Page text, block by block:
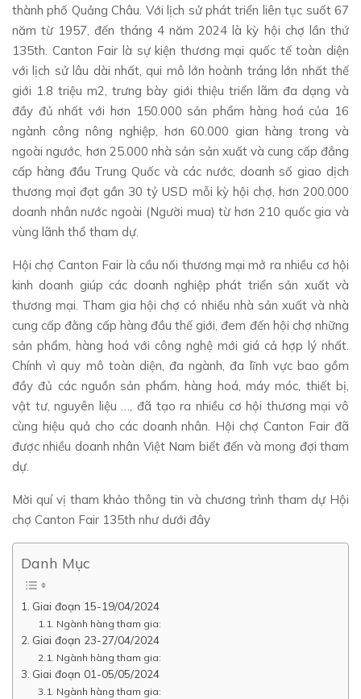
thành phố Quảng Châu. Với lịch sử phát triển liên tục suốt 67
năm từ 1957, đến tháng 4 năm 2024 là kỳ hội chợ lần thứ
135th. Canton Fair là sự kiện thương mại quốc tế toàn diện
với lịch sử lâu dài nhất, qui mô lớn hoành tráng lớn nhất thế
giới 1.8 triệu m2, trưng bày giới thiệu triển lãm đa dạng và
đầy đủ nhất với hơn 150.000 sản phẩm hàng hoá của 16
ngành công nông nghiệp, hơn 60.000 gian hàng trong và
ngoài ngước, hơn 25.000 nhà sản sản xuất và cung cấp đẳng
cấp hàng đầu Trung Quốc và các nước, doanh số giao dịch
thương mại đạt gần 30 tỷ USD mỗi kỳ hội chợ, hơn 200.000
doanh nhân nước ngoài (Người mua) từ hơn 210 quốc gia và
vùng lãnh thổ tham dự.
Hội chợ Canton Fair là cầu nối thương mại mở ra nhiều cơ hội
kinh doanh giúp các doanh nghiệp phát triển sản xuất và
thương mại. Tham gia hội chợ có nhiều nhà sản xuất và nhà
cung cấp đằng cấp hàng đầu thế giới, đem đến hội chợ những
sản phẩm, hàng hoá với công nghệ mới giá cả hợp lý nhất.
Chính vì quy mô toàn diện, đa ngành, đa lĩnh vực bao gồm
đầy đủ các nguồn sản phẩm, hàng hoá, máy móc, thiết bị,
vật tư, nguyên liệu …, đã tạo ra nhiều cơ hội thương mại vô
cùng hiệu quả cho các doanh nhân. Hội chợ Canton Fair đã
được nhiều doanh nhân Việt Nam biết đến và mong đợi tham
dự.
Mời quí vị tham khảo thông tin và chương trình tham dự Hội
chợ Canton Fair 135th như dưới đây
Danh Mục
Giai đoạn 15-19/04/2024
Ngành hàng tham gia:
Giai đoạn 23-27/04/2024
Ngành hàng tham gia:
Giai đoạn 01-05/05/2024
Ngành hàng tham gia: